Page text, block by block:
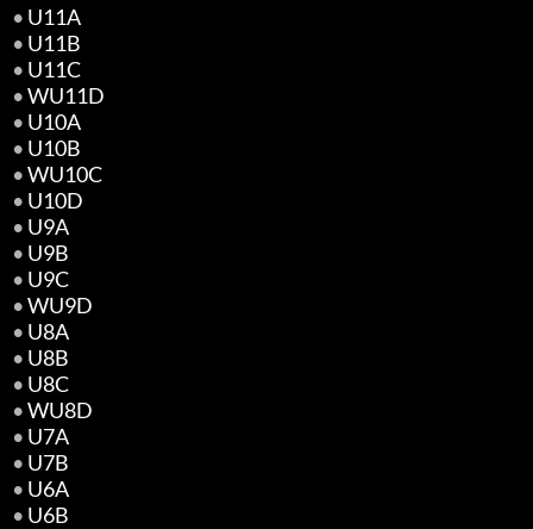
• U11A
• U11B
• U11C
•WU11D
• U10A
• U10B
•WU10C
• U10D
• U9A
• U9B
• U9C
•WU9D
• U8A
• U8B
• U8C
•WU8D
• U7A
• U7B
• U6A
• U6B